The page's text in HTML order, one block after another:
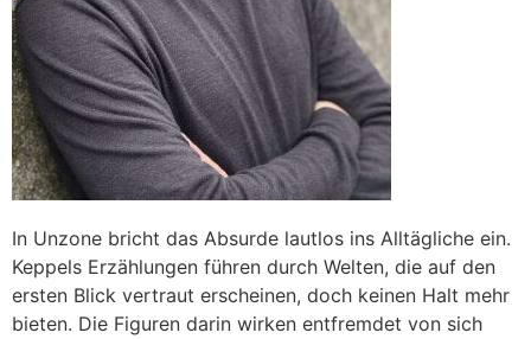
In Unzone bricht das Absurde lautlos ins Alltägliche ein.
Keppels Erzählungen führen durch Welten, die auf den
ersten Blick vertraut erscheinen, doch keinen Halt mehr
bieten. Die Figuren darin wirken entfremdet von sich